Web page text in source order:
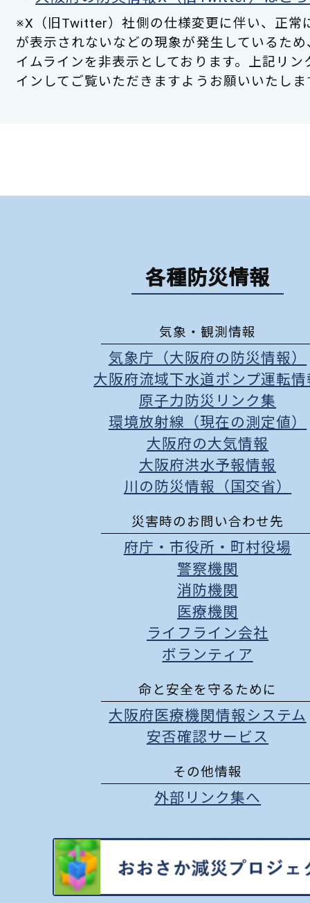
※X（旧Twitter）社側の仕様変更に伴い、正常
が表示されないなどの現象が発生しているた
イムラインを非表示としております。上記リン
インしてご覧いただきますようお願いいたしま
各種防災情報
気象・観測情報
気象庁（大阪府の防災情報）
大阪府流域下水道ポンプ運転情
原子力防災リンク集
環境放射線（現在の測定値）
大阪府の大気情報
大阪府洪水予報情報
川の防災情報（国交省）
災害時のお問い合わせ先
府庁 ・ 市役所 ・ 町村役場
警察機関
消防機関
医療機関
ライフライン会社
ボランティア
命と安全を守るために
大阪府医療機関情報システム
安否確認サービス
その他情報
外部リンク集へ